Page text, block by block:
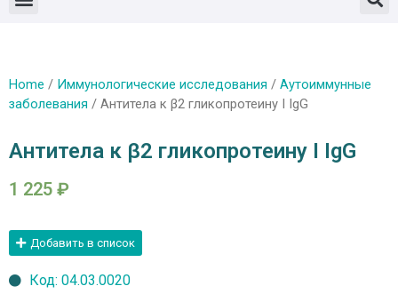
Home / Иммунологические исследования / Аутоиммунные
заболевания / Антитела к β2 гликопротеину I IgG
Антитела к β2 гликопротеину I IgG
1 225 ₽
Добавить в список
Код: 04.03.0020